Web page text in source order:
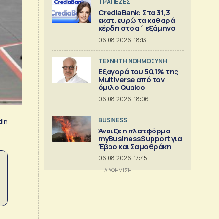
ΤΡΑΠΕΖΕΣ
CrediaBank: Στα 31,3
εκατ. ευρώ τα καθαρά
κέρδη στο α΄ εξάμηνο
06.08.2026 | 18:13
TΕΧΝΗΤΗ ΝΟΗΜΟΣΥΝΗ
Εξαγορά του 50,1% της
Multiverse από τον
όμιλο Qualco
06.08.2026 | 18:06
BUSINESS
Άνοιξε η πλατφόρμα
myBusinessSupport για
Έβρο και Σαμοθράκη
06.08.2026 | 17:45